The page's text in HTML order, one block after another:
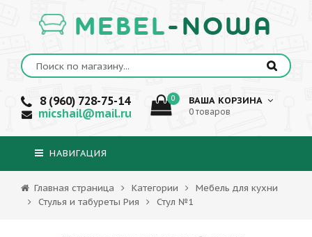
MEBEL-NOWA
8 (960) 728-75-14
micshail@mail.ru
0 ВАША КОРЗИНА
0 товаров
НАВИГАЦИЯ
Главная страница Категории
Мебель для кухни
Стулья и табуреты Рия
Стул №1